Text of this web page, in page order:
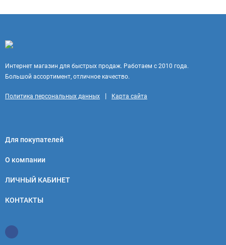
Интернет магазин для быстрых продаж. Работаем с 2010 года.
Большой ассортимент, отличное качество.
Политика персональных данных | Карта сайта
Для покупателей
О компании
ЛИЧНЫЙ КАБИНЕТ
КОНТАКТЫ